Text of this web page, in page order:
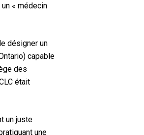
« médecin
désigner un
capable
des
était
un juste
une